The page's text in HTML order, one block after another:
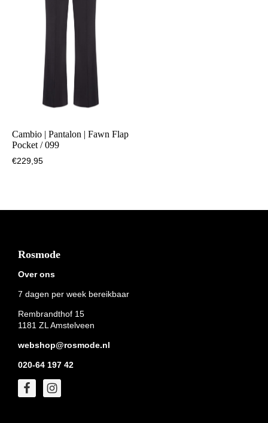
Cambio | Pantalon | Fawn Flap
Pocket / 099
€229,95
Footer
Rosmode
Over ons
7 dagen per week bereikbaar
Rembrandthof 15
1181 ZL Amstelveen
webshop@rosmode.nl
020-64 197 42